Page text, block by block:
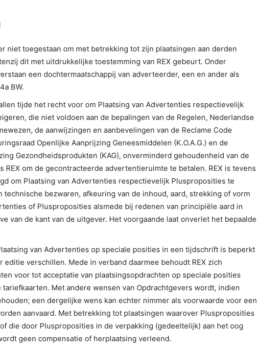
niet toegestaan om met betrekking tot zijn plaatsingen aan derden
dit met uitdrukkelijke toestemming van REX gebeurt. Onder
een dochtermaatschappij van adverteerder, een en ander als
BW.
tijde het recht voor om Plaatsing van Advertenties respectievelijk
die niet voldoen aan de bepalingen van de Regelen, Nederlandse
de aanwijzingen en aanbevelingen van de Reclame Code
Openlijke Aanprijzing Geneesmiddelen (K.O.A.G.) en de
Gezondheidsprodukten (KAG), onverminderd gehoudenheid van de
REX om de gecontracteerde advertentieruimte te betalen. REX is tevens
om Plaatsing van Advertenties respectievelijk Plusproposities te
technische bezwaren, afkeuring van de inhoud, aard, strekking of vorm
of Plusproposities alsmede bij redenen van principiële aard in
van de kant van de uitgever. Het voorgaande laat onverlet het bepaalde
van Advertenties op speciale posities in een tijdschrift is beperkt
editie verschillen. Mede in verband daarmee behoudt REX zich
voor tot acceptatie van plaatsingsopdrachten op speciale posities
tariefkaarten. Met andere wensen van Opdrachtgevers wordt, indien
een dergelijke wens kan echter nimmer als voorwaarde voor een
aanvaard. Met betrekking tot plaatsingen waarover Plusproposities
die door Plusproposities in de verpakking (gedeeltelijk) aan het oog
geen compensatie of herplaatsing verleend.